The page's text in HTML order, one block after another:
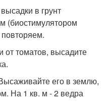
в грунт
(биостимулятором
от томатов, высадите
его в землю,
На 1 кв. м - 2 ведра